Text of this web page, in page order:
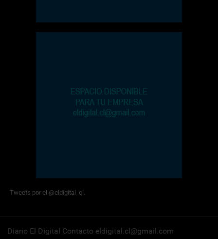
Tweets por el @eldigital_cl.
Diario El Digital Contacto eldigital.cl@gmail.com